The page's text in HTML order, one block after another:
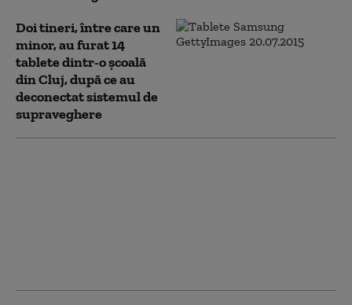
Doi tineri, între care un
minor, au furat 14
tablete dintr-o şcoală
din Cluj, după ce au
deconectat sistemul de
supraveghere